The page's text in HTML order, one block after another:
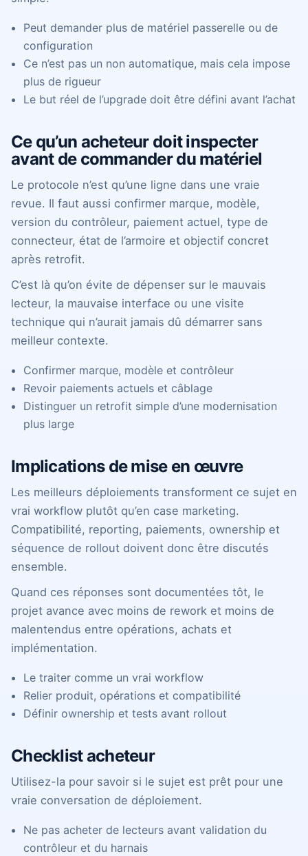
Peut demander plus de matériel passerelle ou de
configuration
Ce n’est pas un non automatique, mais cela impose
plus de rigueur
Le but réel de l’upgrade doit être défini avant l’achat
Ce qu’un acheteur doit inspecter
avant de commander du matériel
Le protocole n’est qu’une ligne dans une vraie
revue. Il faut aussi confirmer marque, modèle,
version du contrôleur, paiement actuel, type de
connecteur, état de l’armoire et objectif concret
après retrofit.
C’est là qu’on évite de dépenser sur le mauvais
lecteur, la mauvaise interface ou une visite
technique qui n’aurait jamais dû démarrer sans
meilleur contexte.
Confirmer marque, modèle et contrôleur
Revoir paiements actuels et câblage
Distinguer un retrofit simple d’une modernisation
plus large
Implications de mise en œuvre
Les meilleurs déploiements transforment ce sujet en
vrai workflow plutôt qu’en case marketing.
Compatibilité, reporting, paiements, ownership et
séquence de rollout doivent donc être discutés
ensemble.
Quand ces réponses sont documentées tôt, le
projet avance avec moins de rework et moins de
malentendus entre opérations, achats et
implémentation.
Le traiter comme un vrai workflow
Relier produit, opérations et compatibilité
Définir ownership et tests avant rollout
Checklist acheteur
Utilisez-la pour savoir si le sujet est prêt pour une
vraie conversation de déploiement.
Ne pas acheter de lecteurs avant validation du
contrôleur et du harnais